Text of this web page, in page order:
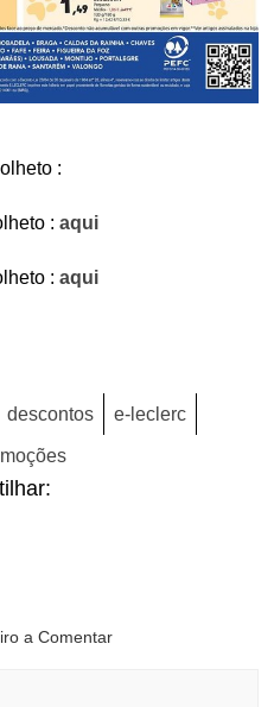
:
: aqui
: aqui
descontos e-leclerc
a Comentar